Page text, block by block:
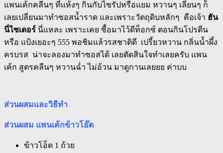
แพนเค้กคลีนๆ ที่แห้งๆ กินกับไซรัปหรือแยม หวานๆ เลี่ยนๆ ก็
เลยเปลี่ยนมาทำซอสน้ำราด และเพราะวัตถุดิบหลักๆ คือเจ้า ฮัน
นี่ไซเดอร์ นี่แหละ เพราะเคย ซื้อมาไว้ดีท็อกซ์ ตอนกินโปรตีน
หรือ แป้งเยอะๆ 555 พอชิมแล้วรสชาติดี เปรี้ยวหวาน กลิ่นน้ำผึ้ง
ครบรส น่าจะลองมาทำซอสได้ เลยตัดสินใจทำเลยครับ แพน
เค้ก สูตรคลีนๆ หวานฉ่ำ ไม่อ้วน มาดูกานเลยยย ค่าบบ
ส่วนผสมและวิธีทำ
ส่วนผสม แพนเค้กข้าวโอ๊ต
ข้าวโอ็ต 1 ถ้วย